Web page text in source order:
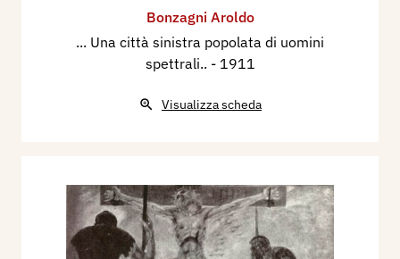
Bonzagni Aroldo
... Una città sinistra popolata di uomini
spettrali.. - 1911
Visualizza scheda